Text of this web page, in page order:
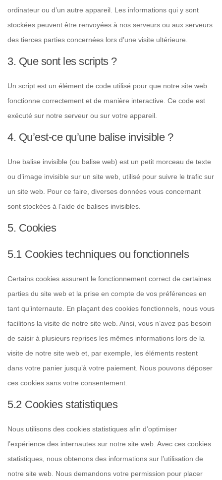
ordinateur ou d’un autre appareil. Les informations qui y sont
stockées peuvent être renvoyées à nos serveurs ou aux serveurs
des tierces parties concernées lors d’une visite ultérieure.
3. Que sont les scripts ?
Un script est un élément de code utilisé pour que notre site web
fonctionne correctement et de manière interactive. Ce code est
exécuté sur notre serveur ou sur votre appareil.
4. Qu’est-ce qu’une balise invisible ?
Une balise invisible (ou balise web) est un petit morceau de texte
ou d’image invisible sur un site web, utilisé pour suivre le trafic sur
un site web. Pour ce faire, diverses données vous concernant
sont stockées à l’aide de balises invisibles.
5. Cookies
5.1 Cookies techniques ou fonctionnels
Certains cookies assurent le fonctionnement correct de certaines
parties du site web et la prise en compte de vos préférences en
tant qu’internaute. En plaçant des cookies fonctionnels, nous vous
facilitons la visite de notre site web. Ainsi, vous n’avez pas besoin
de saisir à plusieurs reprises les mêmes informations lors de la
visite de notre site web et, par exemple, les éléments restent
dans votre panier jusqu’à votre paiement. Nous pouvons déposer
ces cookies sans votre consentement.
5.2 Cookies statistiques
Nous utilisons des cookies statistiques afin d’optimiser
l’expérience des internautes sur notre site web. Avec ces cookies
statistiques, nous obtenons des informations sur l’utilisation de
notre site web. Nous demandons votre permission pour placer